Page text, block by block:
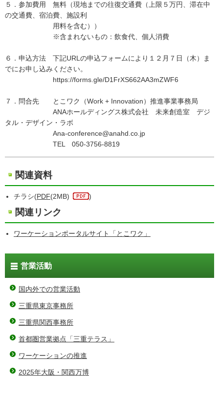
５．参加費用 無料（現地までの往復交通費（上限５万円、滞在中
の交通費、宿泊費、施設利
用料を含む））
※含まれないもの：飲食代、個人消費
６．申込方法 下記URLの申込フォームにより１２月７日（木）ま
でにお申し込みください。
https://forms.gle/D1FrXS662AA3mZWF6
７．問合先 とこワク（Work + Innovation）推進事業事務局
ANAホールディングス株式会社 未来創造室 デジ
タル・デザイン・ラボ
Ana-conference@anahd.co.jp
TEL 050-3756-8819
関連資料
チラシ(PDF(2MB) )
関連リンク
ワーケーションポータルサイト「とこワク」
営業活動
国内外での営業活動
三重県東京事務所
三重県関西事務所
首都圏営業拠点「三重テラス」
ワーケーションの推進
2025年大阪・関西万博